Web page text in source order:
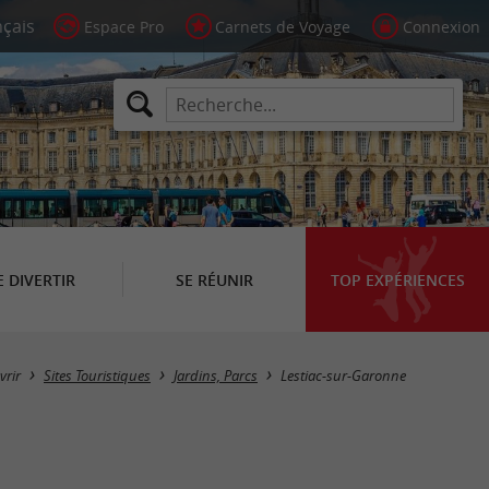
Espace Pro Carnets de Voyage Connexion
DIVERTIR SE RÉUNIR TOP EXPÉRIENCES
Masquer la carte
Sites Touristiques Jardins, Parcs Lestiac-sur-Garonne